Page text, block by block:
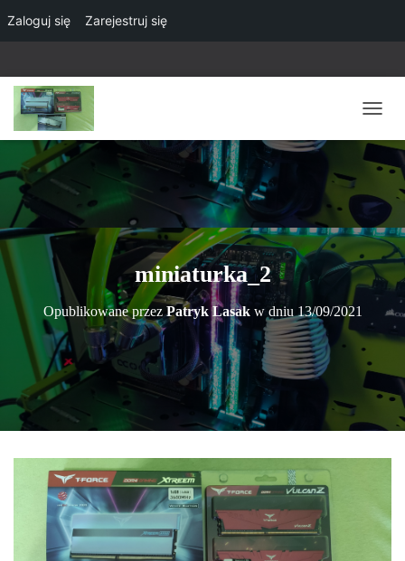
Zaloguj się Zarejestruj się
R
E
Ą
C
Z
N
A
G
C
Ę
miniaturka_2
Opublikowane przezPatryk Lasakw dniu 13/09/2021